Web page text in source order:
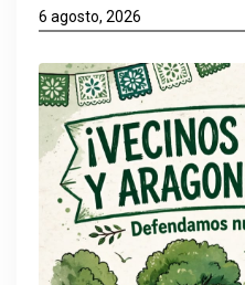
6 agosto, 2026